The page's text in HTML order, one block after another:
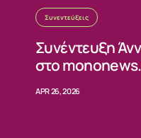
Συνεντεύξεις
Συνέντευξη
στο
APR 26, 2026